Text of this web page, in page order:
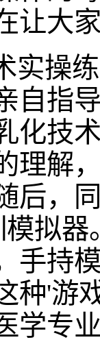
让大
实操
自指
化技
理解
后，
拟
手持
'游
学专